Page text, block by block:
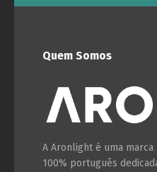
Quem Somos
A Aronlight é uma
100% português
English